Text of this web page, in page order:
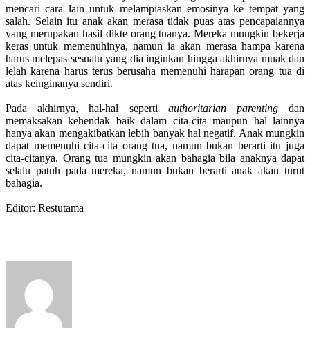
mencari cara lain untuk melampiaskan emosinya ke tempat yang
salah. Selain itu anak akan merasa tidak puas atas pencapaiannya
yang merupakan hasil dikte orang tuanya. Mereka mungkin bekerja
keras untuk memenuhinya, namun ia akan merasa hampa karena
harus melepas sesuatu yang dia inginkan hingga akhirnya muak dan
lelah karena harus terus berusaha memenuhi harapan orang tua di
atas keinginanya sendiri.
Pada akhirnya, hal-hal seperti authoritarian parentingdan
memaksakan kehendak baik dalam cita-cita maupun hal lainnya
hanya akan mengakibatkan lebih banyak hal negatif. Anak mungkin
dapat memenuhi cita-cita orang tua, namun bukan berarti itu juga
cita-citanya. Orang tua mungkin akan bahagia bila anaknya dapat
selalu patuh pada mereka, namun bukan berarti anak akan turut
bahagia.
Editor: Restutama